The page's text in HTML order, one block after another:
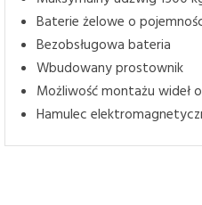
Baterie żelowe o
Bezobsługowa bateria
Wbudowany prostownik
Możliwość montażu wideł
Hamulec